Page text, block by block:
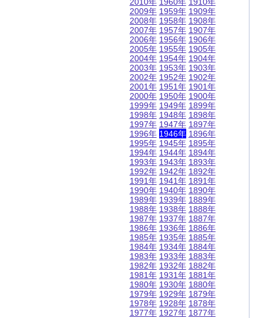
2009年
2008年
2007年
2006年
2005年
2004年
2003年
2002年
2001年
2000年
1999年
1998年
1997年
1996年
1995年
1994年
1993年
1992年
1991年
1990年
1989年
1988年
1987年
1986年
1985年
1984年
1983年
1982年
1981年
1980年
1979年
1978年
1977年
1959年
1958年
1957年
1956年
1955年
1954年
1953年
1952年
1951年
1950年
1949年
1948年
1947年
1946年
1945年
1944年
1943年
1942年
1941年
1940年
1939年
1938年
1937年
1936年
1935年
1934年
1933年
1932年
1931年
1930年
1929年
1928年
1927年
1909年
1908年
1907年
1906年
1905年
1904年
1903年
1902年
1901年
1900年
1899年
1898年
1897年
1896年
1895年
1894年
1893年
1892年
1891年
1890年
1889年
1888年
1887年
1886年
1885年
1884年
1883年
1882年
1881年
1880年
1879年
1878年
1877年